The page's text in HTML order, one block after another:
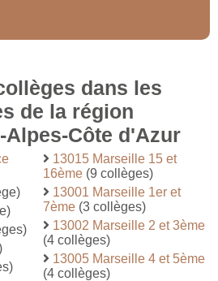
dans les
de la région
Alpes-Côte d'Azur
13015 Marseille 15 et
16ème (9 collèges)
13001 Marseille 1er et
7ème (3 collèges)
13002 Marseille 2 et 3ème
(4 collèges)
13005 Marseille 4 et 5ème
(4 collèges)